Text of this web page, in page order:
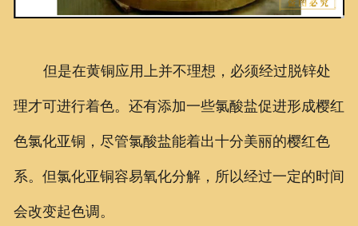
但是在黄铜应用上并不理想，必须经过脱锌处
理才可进行着色。还有添加一些氯酸盐促进形成樱红
色氯化亚铜，尽管氯酸盐能着出十分美丽的樱红色
系。但氯化亚铜容易氧化分解，所以经过一定的时间
会改变起色调。